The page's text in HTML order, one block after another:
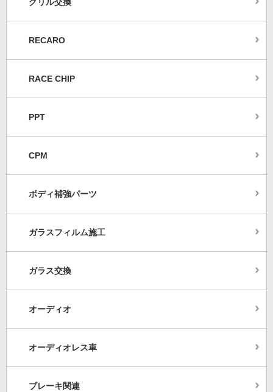
RECARO
RACE CHIP
PPT
CPM
ボディ補強パーツ
ガラスフィルム施工
ガラス交換
オーディオ
オーディオレス車
ブレーキ関連